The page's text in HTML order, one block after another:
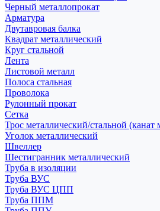
Черный металлопрокат
Арматура
Двутавровая балка
Квадрат металлический
Круг стальной
Лента
Листовой металл
Полоса стальная
Проволока
Рулонный прокат
Сетка
Трос металлический/стальной (канат
Уголок металлический
Швеллер
Шестигранник металлический
Труба в изоляции
Труба ВУС
Труба ВУС ЦПП
Труба ППМ